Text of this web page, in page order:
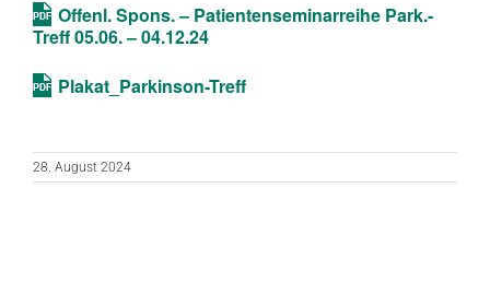
Offenl. Spons. – Patientenseminarreihe Park.-
Treff 05.06. – 04.12.24
Plakat_Parkinson-Treff
28. August 2024